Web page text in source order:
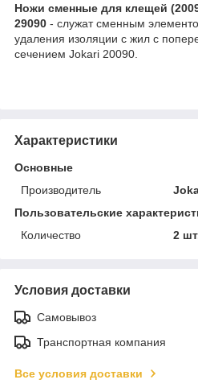
Ножи сменные для клещей
29090 - служат сменным
удаления изоляции с жил с
сечением Jokari 20090.
Характеристики
Основные
Производитель
Пользовательские
Количество
2
Условия доставки
Самовывоз
Транспортная компания
Все условия доставки